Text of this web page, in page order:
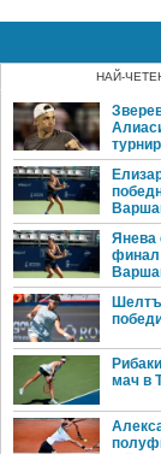
НАЙ-
Янева
финал
мач в